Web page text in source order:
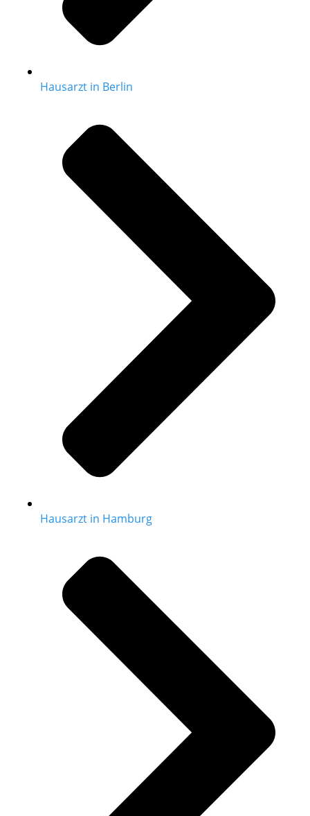
Hausarzt in Berlin
Hausarzt in Hamburg